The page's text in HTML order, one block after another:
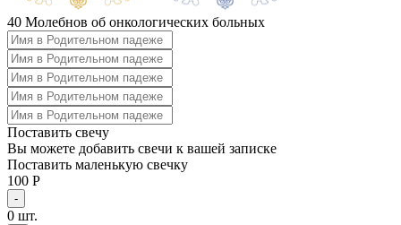
40 Молебнов об онкологических больных
Поставить свечу
Вы можете добавить свечи к вашей записке
Поставить маленькую свечку
100 Р
-
0 шт.